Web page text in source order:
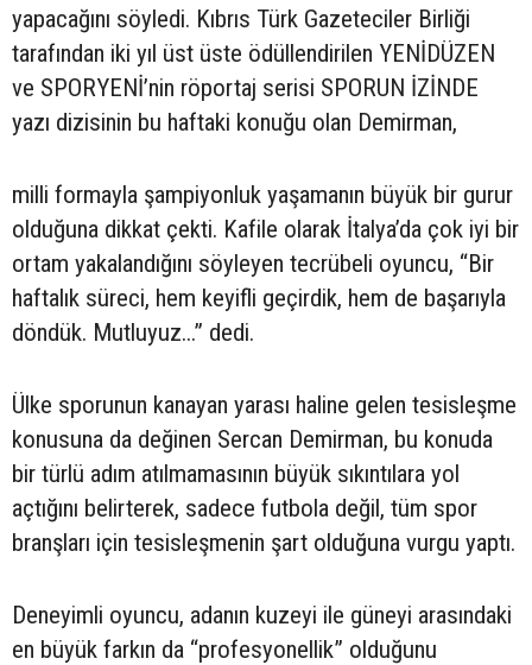
yapacağını söyledi. Kıbrıs Türk Gazeteciler Birliği
tarafından iki yıl üst üste ödüllendirilen YENİDÜZEN
ve SPORYENİ’nin röportaj serisi SPORUN İZİNDE
yazı dizisinin bu haftaki konuğu olan Demirman,
milli formayla şampiyonluk yaşamanın büyük bir gurur
olduğuna dikkat çekti. Kafile olarak İtalya’da çok iyi bir
ortam yakalandığını söyleyen tecrübeli oyuncu, “Bir
haftalık süreci, hem keyifli geçirdik, hem de başarıyla
döndük. Mutluyuz...” dedi.
Ülke sporunun kanayan yarası haline gelen tesisleşme
konusuna da değinen Sercan Demirman, bu konuda
bir türlü adım atılmamasının büyük sıkıntılara yol
açtığını belirterek, sadece futbola değil, tüm spor
branşları için tesisleşmenin şart olduğuna vurgu yaptı.
Deneyimli oyuncu, adanın kuzeyi ile güneyi arasındaki
en büyük farkın da “profesyonellik” olduğunu